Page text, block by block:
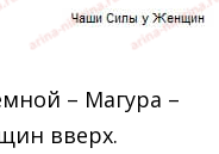
– Магура –
вверх.